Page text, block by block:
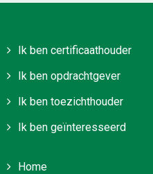
Ik ben certificaathouder
Ik ben opdrachtgever
Ik ben toezichthouder
Ik ben geïnteresseerd
Home